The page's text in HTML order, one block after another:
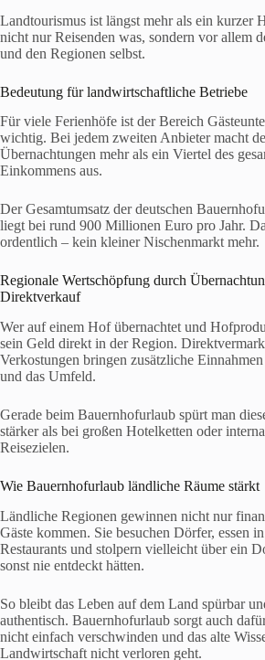
Landtourismus ist längst mehr als ein kurzer
nicht nur Reisenden was, sondern vor allem
und den Regionen selbst.
Bedeutung für landwirtschaftliche Betriebe
Für viele Ferienhöfe ist der Bereich
wichtig. Bei jedem zweiten Anbieter macht
Übernachtungen mehr als ein Viertel des
Einkommens aus.
Der Gesamtumsatz der deutschen
liegt bei rund 900 Millionen Euro pro Jahr.
ordentlich – kein kleiner Nischenmarkt mehr.
Regionale Wertschöpfung durch
Direktverkauf
Wer auf einem Hof übernachtet und
sein Geld direkt in der Region.
Verkostungen bringen zusätzliche
und das Umfeld.
Gerade beim Bauernhofurlaub spürt man
stärker als bei großen Hotelketten oder
Reisezielen.
Wie Bauernhofurlaub ländliche Räume stärkt
Ländliche Regionen gewinnen nicht nur
Gäste kommen. Sie besuchen Dörfer, essen
Restaurants und stolpern vielleicht über ein
sonst nie entdeckt hätten.
So bleibt das Leben auf dem Land spürbar
authentisch. Bauernhofurlaub sorgt auch
nicht einfach verschwinden und das alte
Landwirtschaft nicht verloren geht.